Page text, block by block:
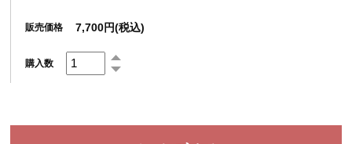
販売価格 7,700円(税込)
購入数